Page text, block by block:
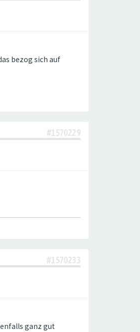
bezog sich auf
#1570229
#1570233
ganz gut